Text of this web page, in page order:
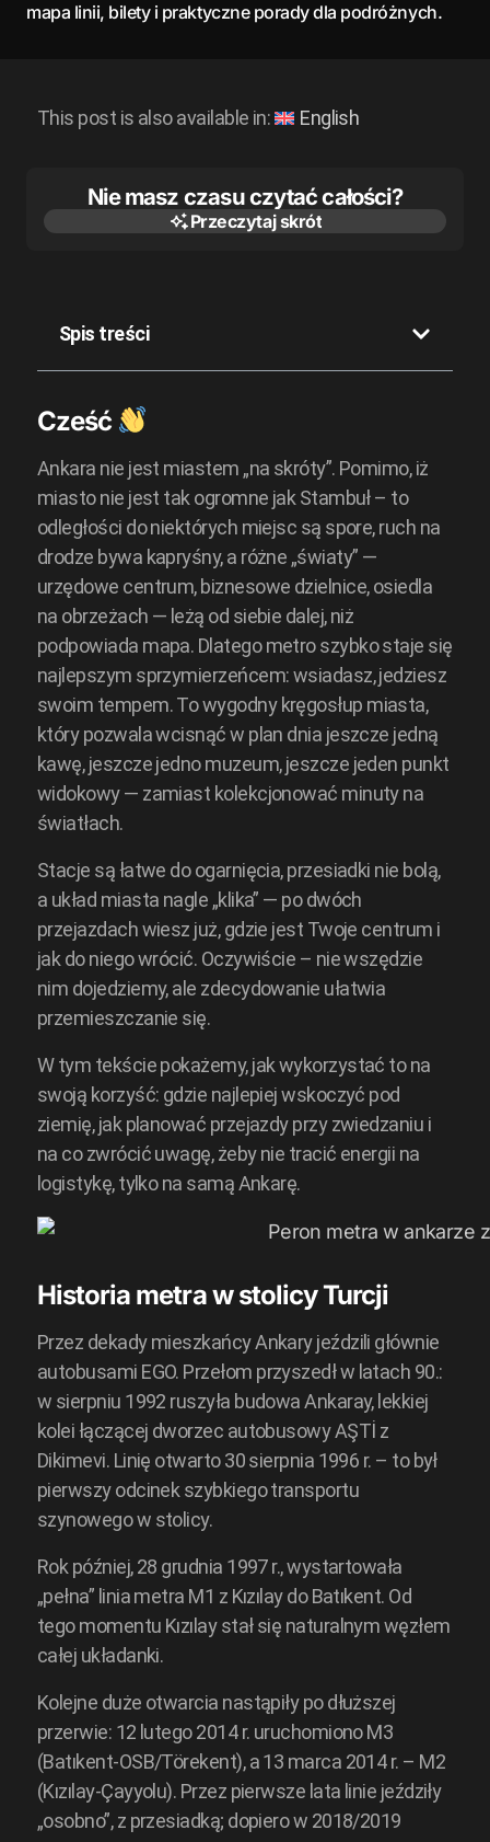
mapa linii, bilety i praktyczne porady dla podróżnych.
This post is also available in: English
Nie masz czasu czytać całości?
Przeczytaj skrót
Spis treści
Cześć
Ankara nie jest miastem „na skróty”. Pomimo, iż
miasto nie jest tak ogromne jak Stambuł – to
odległości do niektórych miejsc są spore, ruch na
drodze bywa kapryśny, a różne „światy” —
urzędowe centrum, biznesowe dzielnice, osiedla
na obrzeżach — leżą od siebie dalej, niż
podpowiada mapa. Dlatego metro szybko staje się
najlepszym sprzymierzeńcem: wsiadasz, jedziesz
swoim tempem. To wygodny kręgosłup miasta,
który pozwala wcisnąć w plan dnia jeszcze jedną
kawę, jeszcze jedno muzeum, jeszcze jeden punkt
widokowy — zamiast kolekcjonować minuty na
światłach.
Stacje są łatwe do ogarnięcia, przesiadki nie bolą,
a układ miasta nagle „klika” — po dwóch
przejazdach wiesz już, gdzie jest Twoje centrum i
jak do niego wrócić. Oczywiście – nie wszędzie
nim dojedziemy, ale zdecydowanie ułatwia
przemieszczanie się.
W tym tekście pokażemy, jak wykorzystać to na
swoją korzyść: gdzie najlepiej wskoczyć pod
ziemię, jak planować przejazdy przy zwiedzaniu i
na co zwrócić uwagę, żeby nie tracić energii na
logistykę, tylko na samą Ankarę.
Historia metra w stolicy Turcji
Przez dekady mieszkańcy Ankary jeździli głównie
autobusami EGO. Przełom przyszedł w latach 90.:
w sierpniu 1992 ruszyła budowa Ankaray, lekkiej
kolei łączącej dworzec autobusowy AŞTİ z
Dikimevi. Linię otwarto 30 sierpnia 1996 r. – to był
pierwszy odcinek szybkiego transportu
szynowego w stolicy.
Rok później, 28 grudnia 1997 r., wystartowała
„pełna” linia metra M1 z Kızılay do Batıkent. Od
tego momentu Kızılay stał się naturalnym węzłem
całej układanki.
Kolejne duże otwarcia nastąpiły po dłuższej
przerwie: 12 lutego 2014 r. uruchomiono M3
(Batıkent-OSB/Törekent), a 13 marca 2014 r. – M2
(Kızılay-Çayyolu). Przez pierwsze lata linie jeździły
„osobno”, z przesiadką; dopiero w 2018/2019